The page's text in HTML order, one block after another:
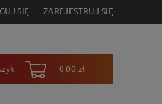
SIĘ ZAREJESTRUJ SIĘ
0,00 zł